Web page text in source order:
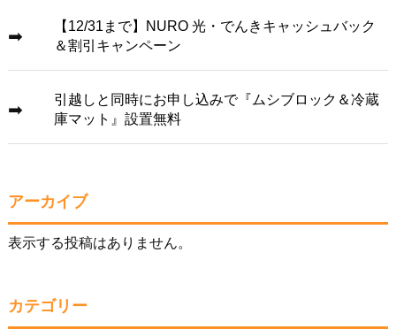
【12/31まで】NURO 光・でんきキャッシュバック
＆割引キャンペーン
引越しと同時にお申し込みで『ムシブロック＆冷蔵
庫マット』設置無料
アーカイブ
表示する投稿はありません。
カテゴリー